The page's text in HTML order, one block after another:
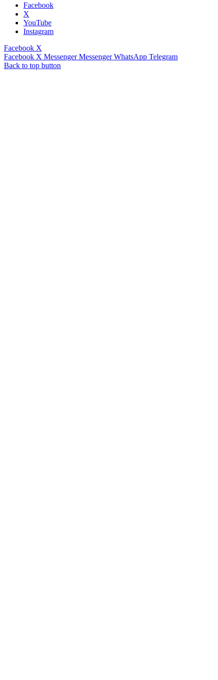
Facebook
X
YouTube
Instagram
Facebook X
Facebook X Messenger Messenger WhatsApp Telegram
Back to top button